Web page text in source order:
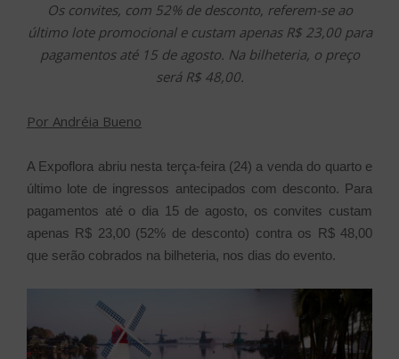
Os convites, com 52% de desconto, referem-se ao
último lote promocional e custam apenas R$ 23,00 para
pagamentos até 15 de agosto. Na bilheteria, o preço
será R$ 48,00.
Por Andréia Bueno
A Expoflora abriu nesta terça-feira (24) a venda do quarto e
último lote de ingressos antecipados com desconto. Para
pagamentos até o dia 15 de agosto, os convites custam
apenas R$ 23,00 (52% de desconto) contra os R$ 48,00
que serão cobrados na bilheteria, nos dias do evento.